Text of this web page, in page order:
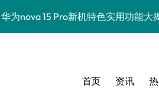
为nova 15 Pro新机特色实用功能大
耀Magic8 RSR新功能、优惠及评测
星Galaxy Z Flip7 FE新机抢先大揭秘
首页 资讯